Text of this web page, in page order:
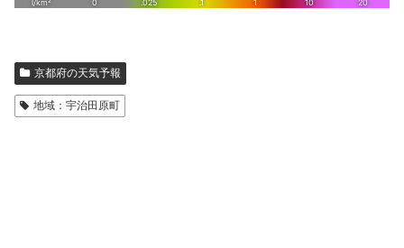
京都府の天気予報
地域：宇治田原町